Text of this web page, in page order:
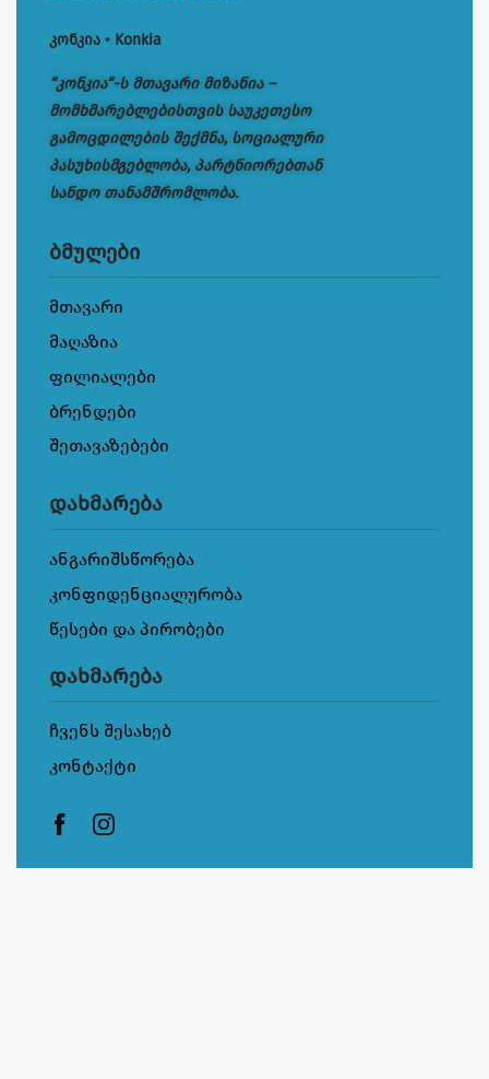
კონკია • Konkia
“კონკია“-ს მთავარი მიზანია –
მომხმარებლებისთვის საუკეთესო
გამოცდილების შექმნა, სოციალური
პასუხისმგებლობა, პარტნიორებთან
სანდო თანამშრომლობა.
ბმულები
მთავარი
მაღაზია
ფილიალები
ბრენდები
შეთავაზებები
დახმარება
ანგარიშსწორება
კონფიდენციალურობა
წესები და პირობები
დახმარება
ჩვენს შესახებ
კონტაქტი